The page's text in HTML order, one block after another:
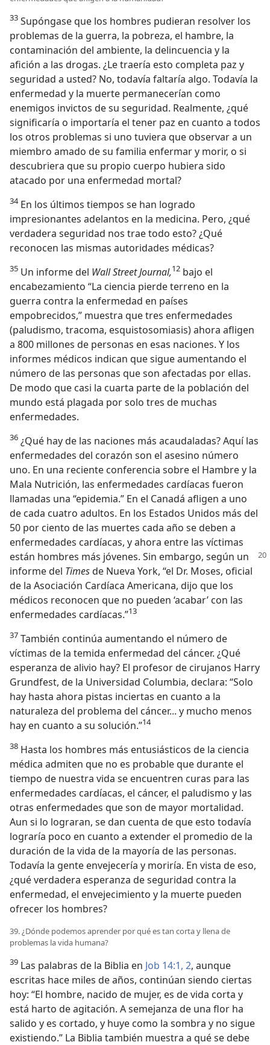
33 Supóngase que los hombres pudieran resolver los
problemas de la guerra, la pobreza, el hambre, la
contaminación del ambiente, la delincuencia y la
afición a las drogas. ¿Le traería esto completa paz y
seguridad a usted? No, todavía faltaría algo. Todavía la
enfermedad y la muerte permanecerían como
enemigos invictos de su seguridad. Realmente, ¿qué
significaría o importaría el tener paz en cuanto a todos
los otros problemas si uno tuviera que observar a un
miembro amado de su familia enfermar y morir, o si
descubriera que su propio cuerpo hubiera sido
atacado por una enfermedad mortal?
34En los últimos tiempos se han logrado
impresionantes adelantos en la medicina. Pero, ¿qué
verdadera seguridad nos trae todo esto? ¿Qué
reconocen las mismas autoridades médicas?
35 Un informe del Wall Street Journal,12 bajo el
encabezamiento “La ciencia pierde terreno en la
guerra contra la enfermedad en países
empobrecidos,” muestra que tres enfermedades
(paludismo, tracoma, esquistosomiasis) ahora afligen
a 800 millones de personas en esas naciones. Y los
informes médicos indican que sigue aumentando el
número de las personas que son afectadas por ellas.
De modo que casi la cuarta parte de la población del
mundo está plagada por solo tres de muchas
enfermedades.
36 ¿Qué hay de las naciones más acaudaladas? Aquí las
enfermedades del corazón son el asesino número
uno. En una reciente conferencia sobre el Hambre y la
Mala Nutrición, las enfermedades cardíacas fueron
llamadas una “epidemia.” En el Canadá afligen a uno
de cada cuatro adultos. En los Estados Unidos más del
50 por ciento de las muertes cada año se deben a
enfermedades cardíacas, y ahora entre las víctimas
están hombres más jóvenes. Sin embargo, según un
informe del Timesde Nueva York, “el Dr. Moses, oficial
de la Asociación Cardíaca Americana, dijo que los
médicos reconocen que no pueden ‘acabar’ con las
enfermedades cardíacas.”13
37 También continúa aumentando el número de
víctimas de la temida enfermedad del cáncer. ¿Qué
esperanza de alivio hay? El profesor de cirujanos Harry
Grundfest, de la Universidad Columbia, declara: “Solo
hay hasta ahora pistas inciertas en cuanto a la
naturaleza del problema del cáncer... y mucho menos
hay en cuanto a su solución.”14
38 Hasta los hombres más entusiásticos de la ciencia
médica admiten que no es probable que durante el
tiempo de nuestra vida se encuentren curas para las
enfermedades cardíacas, el cáncer, el paludismo y las
otras enfermedades que son de mayor mortalidad.
Aun si lo lograran, se dan cuenta de que esto todavía
lograría poco en cuanto a extender el promedio de la
duración de la vida de la mayoría de las personas.
Todavía la gente envejecería y moriría. En vista de eso,
¿qué verdadera esperanza de seguridad contra la
enfermedad, el envejecimiento y la muerte pueden
ofrecer los hombres?
39. ¿Dónde podemos aprender por qué es tan corta y llena de
problemas la vida humana?
39 Las palabras de la Biblia en Job 14:1, 2, aunque
escritas hace miles de años, continúan siendo ciertas
hoy: “El hombre, nacido de mujer, es de vida corta y
está harto de agitación. A semejanza de una flor ha
salido y es cortado, y huye como la sombra y no sigue
existiendo.” La Biblia también muestra a qué se debe